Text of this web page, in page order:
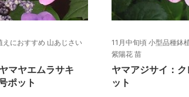
えにおすすめ 山あじさい
マヤエムラサキ
ポット
11月中旬頃 小型品種鉢
紫陽花 苗
ヤマアジサイ：
ット